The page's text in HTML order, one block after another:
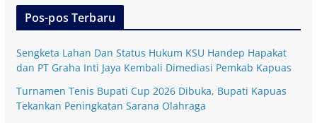
Pos-pos Terbaru
Sengketa Lahan Dan Status Hukum KSU Handep Hapakat
dan PT Graha Inti Jaya Kembali Dimediasi Pemkab Kapuas
Turnamen Tenis Bupati Cup 2026 Dibuka, Bupati Kapuas
Tekankan Peningkatan Sarana Olahraga